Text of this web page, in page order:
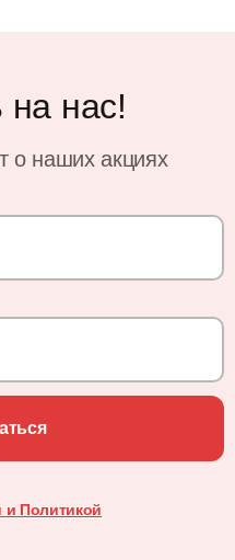
нас!
о наших акциях
и Политикой